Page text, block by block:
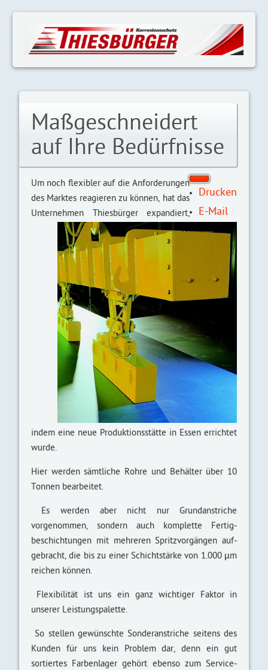
Maßgeschneidert
auf Ihre Bedürfnisse
Drucken
E-Mail
Um noch flexibler auf die An­forder­ungen
des Marktes reagieren zu können, hat das
Unternehmen Thiesbürger expandiert,
indem eine neue Produktions­stätte in Essen errichtet
wurde.
Hier werden sämtliche Rohre und Behälter über 10
Tonnen bearbeitet.
Es werden aber nicht nur Grund­an­striche
vorgenommen, sondern auch komplette Fertig­
beschichtungen mit mehreren Spritz­vorgängen auf­
ge­bracht, die bis zu einer Schicht­stärke von 1.000 µm
reichen können.
Flexibilität ist uns ein ganz wichtiger Faktor in
unserer Leistungs­palette.
So stellen gewünschte Sonder­anstriche seitens des
Kunden für uns kein Problem dar, denn ein gut
sortiertes Farben­lager gehört ebenso zum Service­